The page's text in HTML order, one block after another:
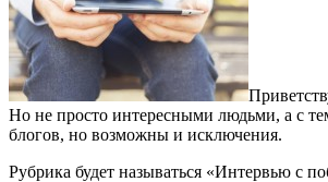
Но не просто интересными людьми, а с
блогов, но возможны и исключения.
Рубрика будет называться «Интервью с